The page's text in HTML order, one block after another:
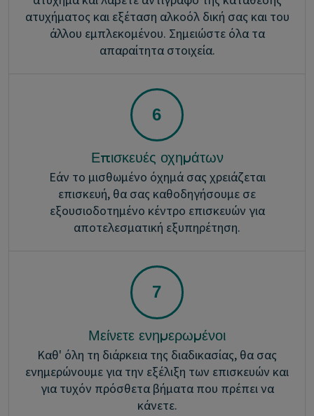
ατυχήματος και εξέταση αλκοόλ δική σας και του
άλλου εμπλεκομένου. Σημειώστε όλα τα
απαραίτητα στοιχεία.
Επισκευές οχημάτων
Εάν το μισθωμένο όχημά σας χρειάζεται
επισκευή, θα σας καθοδηγήσουμε σε
εξουσιοδοτημένο κέντρο επισκευών για
αποτελεσματική εξυπηρέτηση.
Μείνετε ενημερωμένοι
Καθ' όλη τη διάρκεια της διαδικασίας, θα σας
ενημερώνουμε για την εξέλιξη των επισκευών και
για τυχόν πρόσθετα βήματα που πρέπει να
κάνετε.